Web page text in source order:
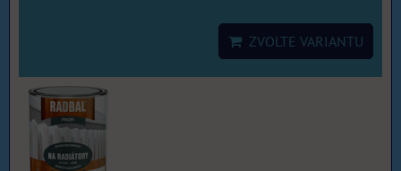
ZVOLTE VARIANTU